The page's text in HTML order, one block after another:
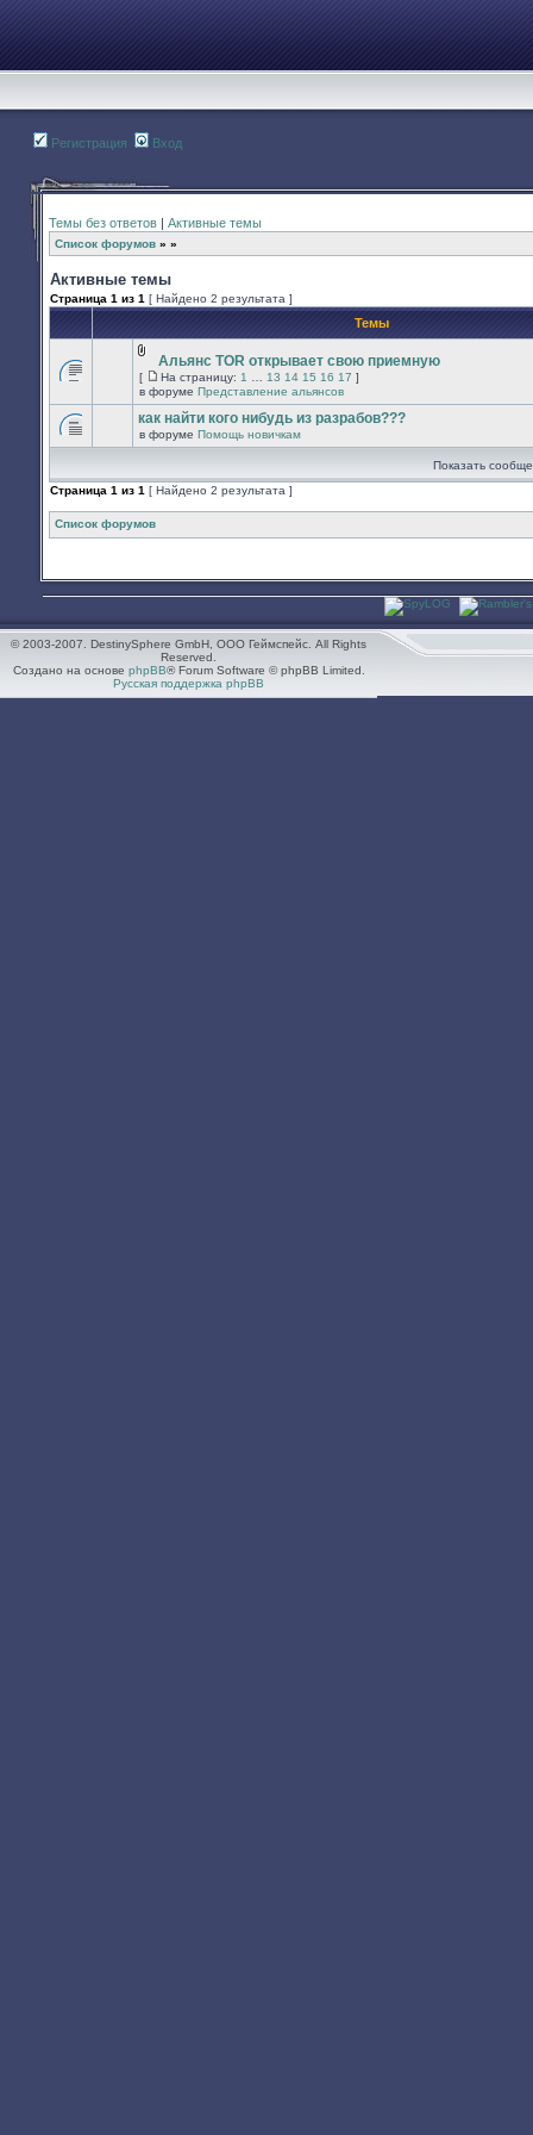
Регистрация Вход
Темы без ответов | Активные темы
Список форумов » »
Активные темы
Страница 1 из 1 [ Найдено 2 результата ]
Темы
Вложения
Альянс TOR открывает свою приемную
[
На
страницу
На страницу: 1 13 14 15 16 17 ]
в форуме Представление альянсов
нет
новых
сообщений.
как найти кого нибудь из разрабов???
в форуме Помощь новичкам
Показать
Страница 1 из 1 [ Найдено 2 результата ]
Список форумов
© 2003-2007. DestinySphere GmbH, ООО Геймспейс. All Rights
Reserved.
Создано на основе phpBB® Forum Software © phpBB Limited.
Русская поддержка phpBB